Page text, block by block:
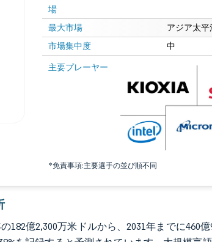
場
最大市場 アジア太平
市場集中度 中
主要プレーヤー
*免責事項:主要選手の並び順不同
画像 © Mordor Intelligence。再利用にはCC BY 4.0
はCC BY 4.0の表示が必要です。
182億2,300万米ドルから、2031年までに460